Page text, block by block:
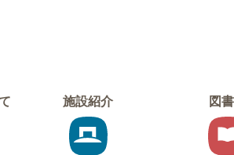
施設紹介 図